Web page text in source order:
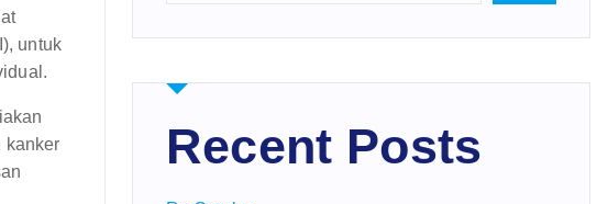
untuk
kanker
Recent Posts